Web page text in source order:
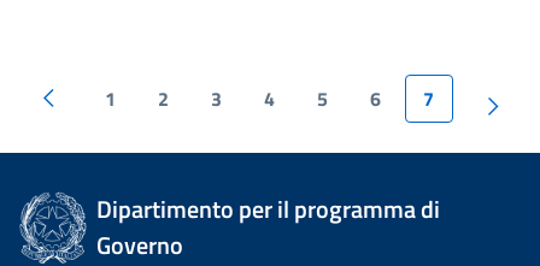
1 2 3 4 5 6 7
Dipartimento per il programma di
Governo